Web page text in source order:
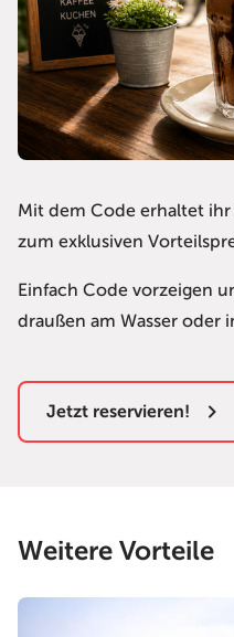
Mit dem Code erhaltet ihr
zum exklusiven
Einfach Code vorzeigen
draußen am Wasser oder
Jetzt reservieren!
Weitere Vorteile